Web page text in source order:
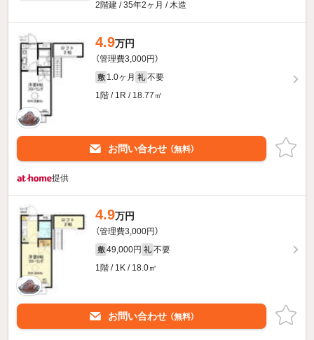
2階建 / 35年2ヶ月 / 木造
4.9万円
（管理費3,000円）
敷 1.0ヶ月 礼 不要
1階 / 1R / 18.77㎡
お問い合わせ （無料）
提供
4.9万円
（管理費3,000円）
敷 49,000円 礼 不要
1階 / 1K / 18.0㎡
お問い合わせ （無料）